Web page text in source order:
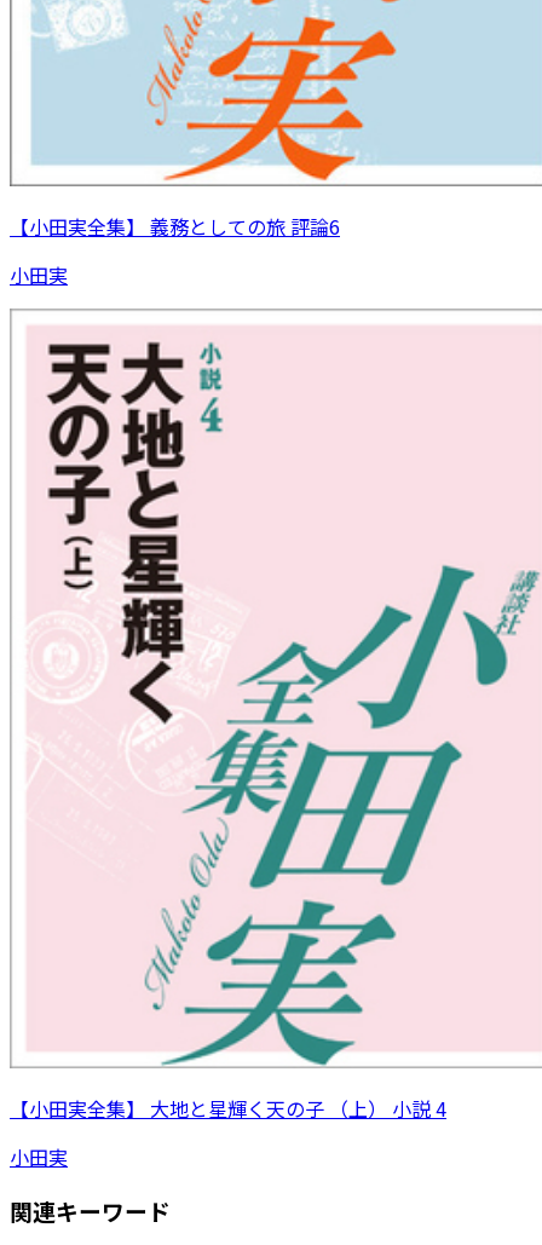
【小田実全集】 義務としての旅 評論6
小田実
【小田実全集】 大地と星輝く天の子 （上） 小説 4
小田実
関連キーワード